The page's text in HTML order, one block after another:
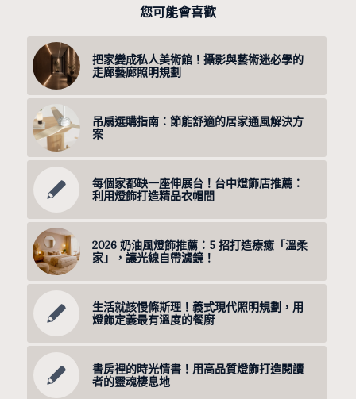
您可能會喜歡
把家變成私人美術館！攝影與藝術迷必學的
走廊藝廊照明規劃
吊扇選購指南：節能舒適的居家通風解決方
案
每個家都缺一座伸展台！台中燈飾店推薦：
利用燈飾打造精品衣帽間
2026 奶油風燈飾推薦：5 招打造療癒「溫柔
家」，讓光線自帶濾鏡！
生活就該慢條斯理！義式現代照明規劃，用
燈飾定義最有溫度的餐廚
書房裡的時光情書！用高品質燈飾打造閱讀
者的靈魂棲息地